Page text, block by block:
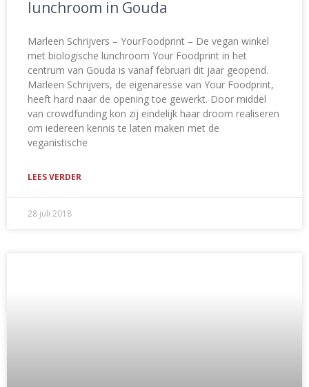
lunchroom in Gouda
Marleen Schrijvers – YourFoodprint – De vegan winkel
met biologische lunchroom Your Foodprint in het
centrum van Gouda is vanaf februari dit jaar geopend.
Marleen Schrijvers, de eigenaresse van Your Foodprint,
heeft hard naar de opening toe gewerkt. Door middel
van crowdfunding kon zij eindelijk haar droom realiseren
om iedereen kennis te laten maken met de
veganistische
LEES VERDER
28 juli 2018